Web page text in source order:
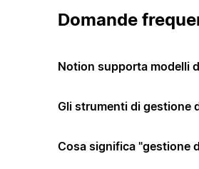
Domande
Notion supporta modelli
Gli strumenti di gestione
Cosa significa "gestione